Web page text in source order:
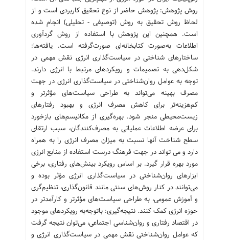
روش پژوهش: پژوهش حاضر از نوع تحقیق کاربردی است و از
لحاظ روش تحقیق به روش (توصیفی - تحلیلی) انجام شده
است. همچنین این پژوهش با استفاده از روش گردآوری
اطلاعات به‌صورت کتابخانه‌ای صورت‌گرفته است. یافته‌ها:
ساختارهای شناختی در سیاست‌گذاری انرژی نقش مهمی در
شکل‌دهی به تصمیمات و رویکردهای مرتبط با انرژی دارند.
توجه به عوامل روان‌شناختی در سیاست‌گذاری انرژی در جهت
مصرف بهینه می‌تواند به طراحی سیاست‌های مؤثرتر و
کم‌هزینه‌تر برای کاهش مصرف انرژی و بهبود رفتارهای
زیست‌محیطی منجر شود. بهره‌گیری از مکانیسم‌های بازخورد
برای عرضه اطلاعات عملیاتی به مصرف‌کنندگان، سبب ارتقای
سطح شناخت آنها نسبت به میزان مصرف انرژی را به همراه
دارد و می تواند در جهت فرهنگ درست استفاده از منابع انرژی
مورد بهره قرار گیرد. بر اساس رویکرد بینش‌های رفتاری، برخی
ابزارهای روان‌شناختی در سیاست‌گذاری انرژی مؤثر بوده و
می‌توانند در کنار روش‌های سنتی مانند قانون‌گذاری، تنظیم‌گری
و آموزش عمومی، به طراحی سیاست‌های مؤثرتر و کارآمدتر در
حوزه انرژی کمک کنند. نتیجه‌گیری: باتوجه‌به رویکردهای موجود
در اقتصاد رفتاری و روان‌شناسی اجتماعی، می‌توان نتیجه گرفت
که عوامل روان‌شناختی نقش مهمی در سیاست‌گذاری انرژی و